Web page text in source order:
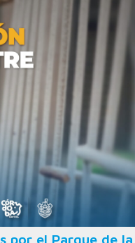
por el Parque de la